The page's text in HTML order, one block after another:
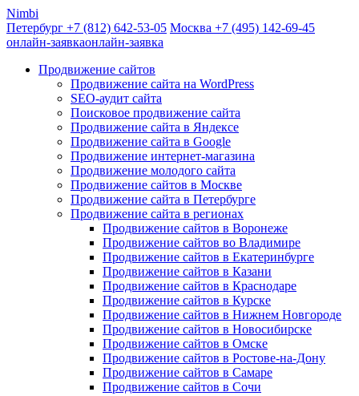
Nimbi
Петербург +7 (812) 642-53-05 Москва +7 (495) 142-69-45
онлайн-заявкаонлайн-заявка
Продвижение сайтов
Продвижение сайта на WordPress
SEO-аудит сайта
Поисковое продвижение сайта
Продвижение сайта в Яндексе
Продвижение сайта в Google
Продвижение интернет-магазина
Продвижение молодого сайта
Продвижение сайтов в Москве
Продвижение сайта в Петербурге
Продвижение сайта в регионах
Продвижение сайтов в Воронеже
Продвижение сайтов во Владимире
Продвижение сайтов в Екатеринбурге
Продвижение сайтов в Казани
Продвижение сайтов в Краснодаре
Продвижение сайтов в Курске
Продвижение сайтов в Нижнем Новгороде
Продвижение сайтов в Новосибирске
Продвижение сайтов в Омске
Продвижение сайтов в Ростове-на-Дону
Продвижение сайтов в Самаре
Продвижение сайтов в Сочи